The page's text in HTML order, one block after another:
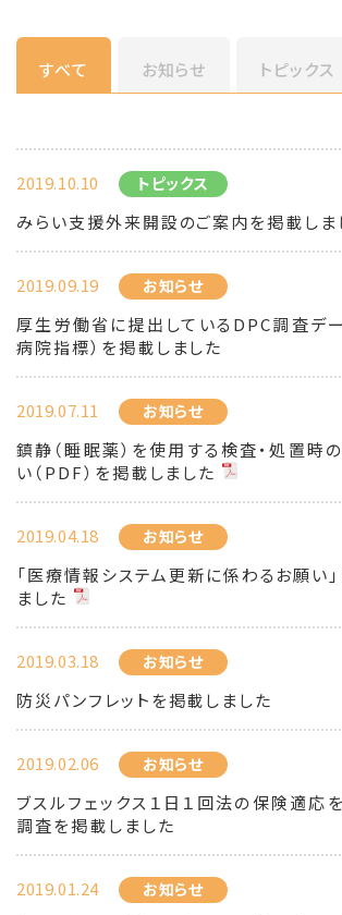
すべて お知らせ トピックス
2019.10.10 トピックス
みらい支援外来開設のご案内を掲載しま
2019.09.19 お知らせ
厚生労働省に提出しているDPC調査デ
病院指標）を掲載しました
2019.07.11 お知らせ
鎮静（睡眠薬）を使用する検査・処置時
い（PDF）を掲載しました
2019.04.18 お知らせ
「医療情報システム更新に係わるお願い
ました
2019.03.18 お知らせ
防災パンフレットを掲載しました
2019.02.06 お知らせ
ブスルフェックス１日１回法の保険適応
調査を掲載しました
2019.01.24 お知らせ